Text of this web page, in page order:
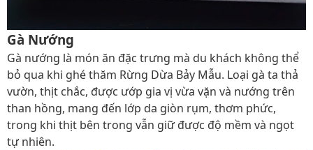
Gà Nướng
Gà nướng là món ăn đặc trưng mà du khách không thể
bỏ qua khi ghé thăm Rừng Dừa Bảy Mẫu. Loại gà ta thả
vườn, thịt chắc, được ướp gia vị vừa vặn và nướng trên
than hồng, mang đến lớp da giòn rụm, thơm phức,
trong khi thịt bên trong vẫn giữ được độ mềm và ngọt
tự nhiên.